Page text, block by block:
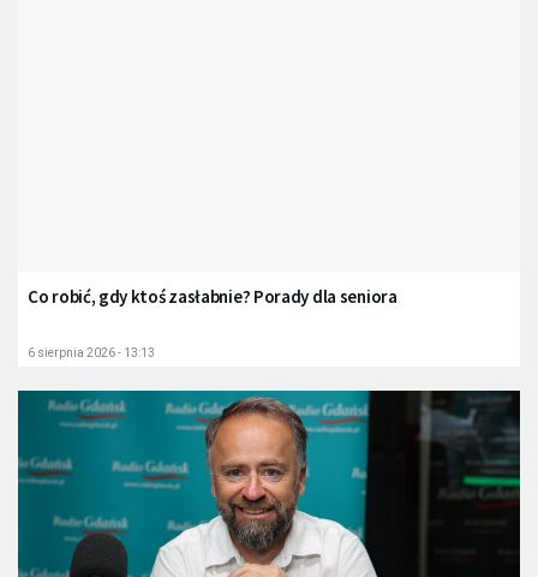
Co robić, gdy ktoś zasłabnie? Porady dla seniora
6 sierpnia 2026 - 13:13